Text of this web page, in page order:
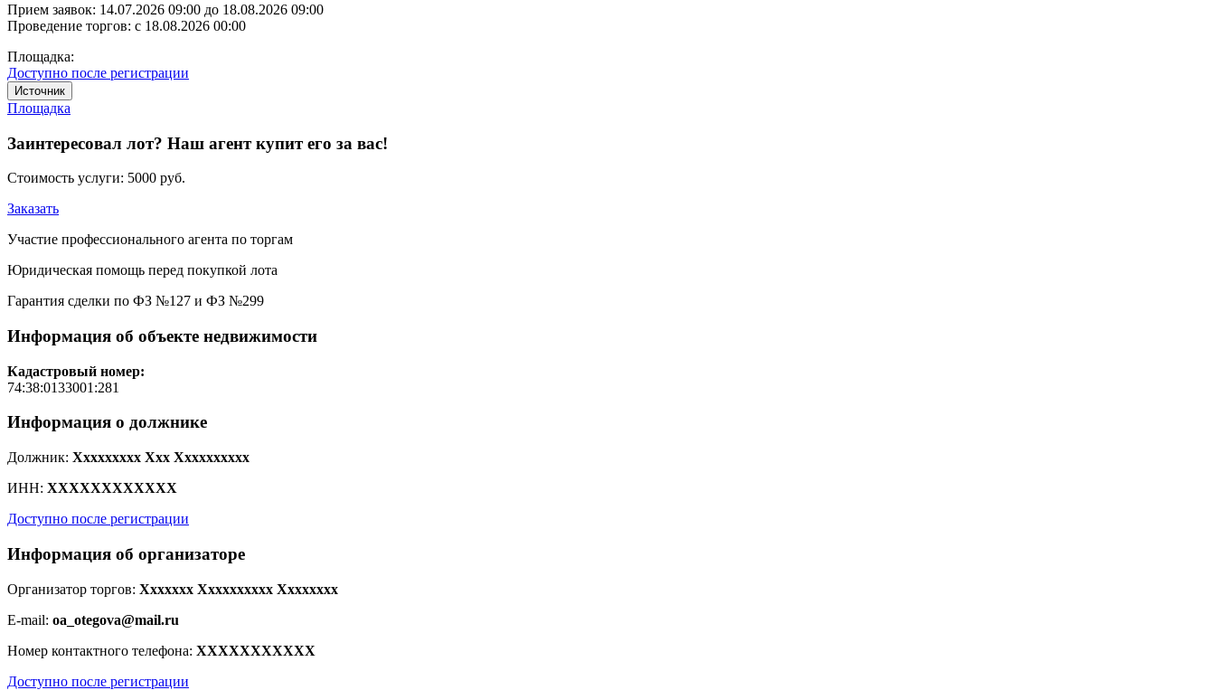
Прием заявок: 14.07.2026 09:00 до 18.08.2026 09:00
Проведение торгов: с 18.08.2026 00:00
Площадка:
Доступно после регистрации
Источник
Площадка
Заинтересовал лот? Наш агент купит его за вас!
Стоимость услуги: 5000 руб.
Заказать
Участие профессионального агента по торгам
Юридическая помощь перед покупкой лота
Гарантия сделки по ФЗ №127 и ФЗ №299
Информация об объекте недвижимости
Кадастровый номер:
74:38:0133001:281
Информация о должнике
Должник: Xxxxxxxxx Xxx Xxxxxxxxxx
ИНН: XXXXXXXXXXXX
Доступно после регистрации
Информация об организаторе
Организатор торгов: Xxxxxxx Xxxxxxxxxx Xxxxxxxx
E-mail: oa_otegova@mail.ru
Номер контактного телефона: XXXXXXXXXXX
Доступно после регистрации